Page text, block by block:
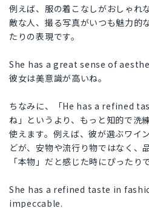
例えば、服の着こなしがおしゃれ
敵な人、撮る写真がいつも魅力的
たりの表現です。
She has a great sense of
彼女は美意識が高いね。
ちなみに、「He has a refined
ね」というより、もっと知的で洗
使えます。例えば、彼が選ぶワイ
どが、安物や流行り物ではなく、
「本物」だと感じた時にぴったりで
She has a refined taste in
impeccable.